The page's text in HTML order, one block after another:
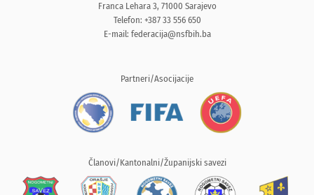
Franca Lehara 3, 71000 Sarajevo
Telefon: +387 33 556 650
E-mail: federacija@nsfbih.ba
Partneri/Asocijacije
Članovi/Kantonalni/Županijski savezi